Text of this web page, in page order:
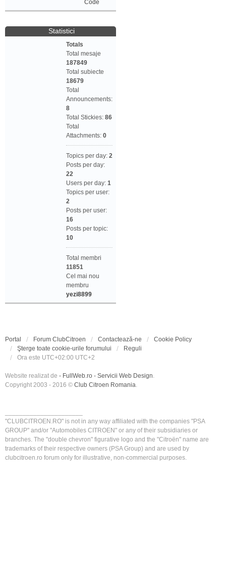
Code
Statistici
Totals
Total mesaje
187849
Total subiecte
18679
Total
Announcements:
8
Total Stickies: 86
Total
Attachments: 0
Topics per day: 2
Posts per day:
22
Users per day: 1
Topics per user:
2
Posts per user:
16
Posts per topic:
10
Total membri
11851
Cel mai nou
membru
yezi8899
Portal Forum ClubCitroen Contactează-ne
Cookie Policy
Şterge toate cookie-urile forumului
Reguli
Ora este UTC+02:00 UTC+2
Website realizat de - FullWeb.ro - Servicii Web Design.
Copyright 2003 - 2016 © Club Citroen Romania.
"CLUBCITROEN.RO" is not in any way affiliated with the companies "PSA
GROUP" and/or "Automobiles CITROEN" or any of their subsidiaries or
branches. The "double chevron" figurative logo and the "Citroën" name are
trademarks of their respective owners (PSA Group) and are used by
clubcitroen.ro forum only for illustrative, non-commercial purposes.